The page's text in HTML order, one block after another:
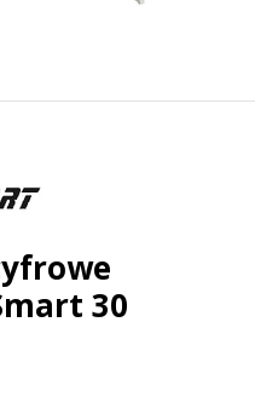
30